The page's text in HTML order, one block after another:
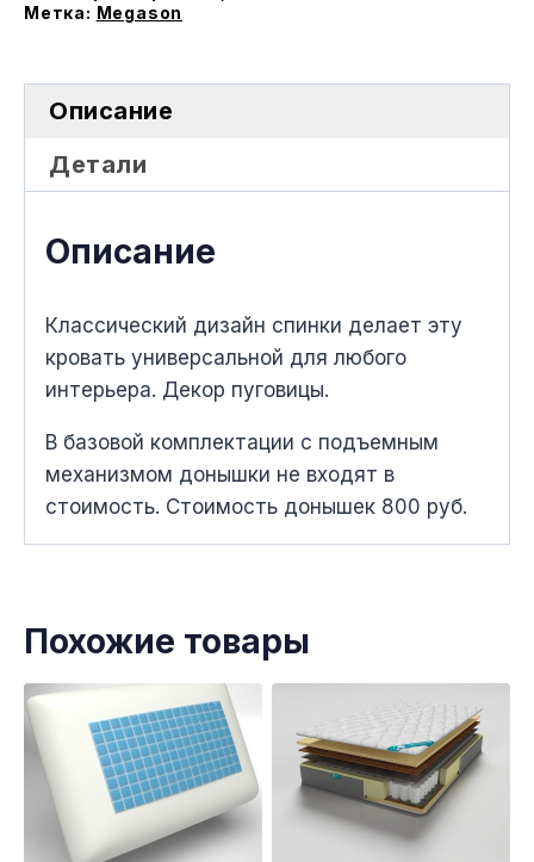
Метка: Megason
Описание
Детали
Описание
Классический дизайн спинки делает эту
кровать универсальной для любого
интерьера. Декор пуговицы.
В базовой комплектации с подъемным
меxанизмом донышки не вxодят в
стоимость. Стоимость донышек 800 руб.
Похожие товары